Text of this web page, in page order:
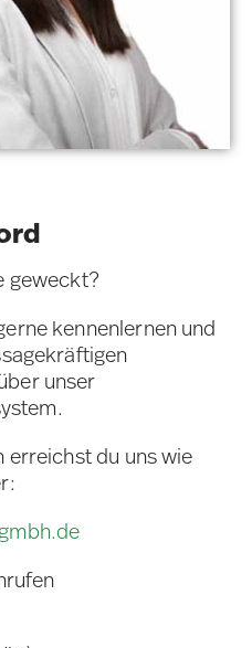
geweckt?
kennenlernen und
unser
erreichst du uns wie